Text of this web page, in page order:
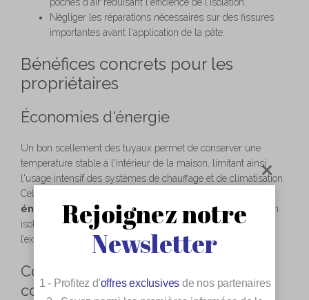
Négliger les réparations nécessaires sur des fissures
importantes avant l'application de la pâte.
Bénéfices concrets pour les
propriétaires
Économies d'énergie
Un bon scellement des tuyaux permet de conserver une
température stable à l'intérieur de la maison, limitant ainsi
l'usage intensif des systèmes de chauffage et de climatisation.
Cela génère des économies significatives sur les
énergétiques à long terme. Par ailleurs, un logement bien
isolé empêche les échanges thermiques indésirables entre
l’extérieur et l’intérieur.
Confort thermique et protection
contre l’humidité
Rejoignez notre
Newsletter
1 - Profitez d'offres exclusives de nos partenaires